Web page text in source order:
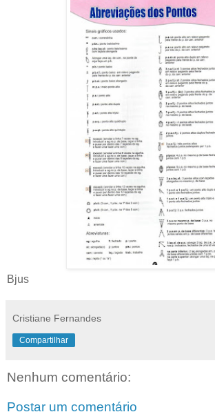
Bjus
Cristiane Fernandes
Compartilhar
Nenhum comentário:
Postar um comentário